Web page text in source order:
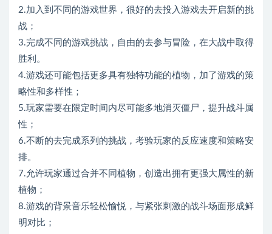
2.加入到不同的游戏世界，很好的去投入游戏去开启新的挑
战；
3.完成不同的游戏挑战，自由的去参与冒险，在大战中取得
胜利。
4.游戏还可能包括更多具有独特功能的植物，加了游戏的策
略性和多样性；
5.玩家需要在限定时间内尽可能多地消灭僵尸，提升战斗属
性；
6.不断的去完成系列的挑战，考验玩家的反应速度和策略安
排。
7.允许玩家通过合并不同植物，创造出拥有更强大属性的新
植物；
8.游戏的背景音乐轻松愉悦，与紧张刺激的战斗场面形成鲜
明对比；